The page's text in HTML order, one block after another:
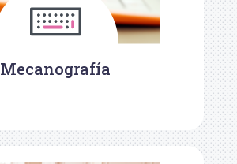
Mecanografía